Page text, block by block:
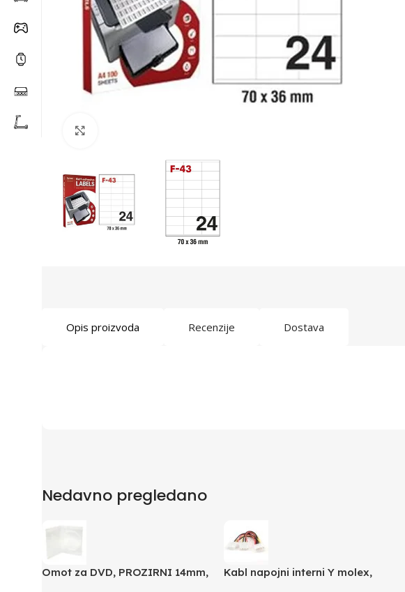
Opis proizvoda Recenzije Dostava
Nedavno pregledano
Omot za DVD, PROZIRNI 14mm,
Kabl napojni interni Y molex,